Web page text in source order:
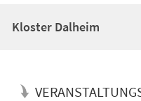
Kloster Dalheim